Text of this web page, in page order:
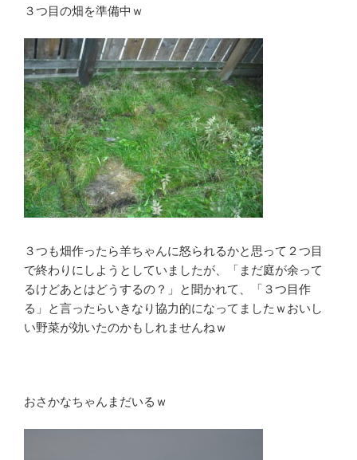
３つ目の畑を準備中ｗ
３つも畑作ったら羊ちゃんに怒られるかと思って２つ目
で終わりにしようとしていましたが、「まだ庭が余って
るけどあとはどうするの？」と聞かれて、「３つ目作
る」と言ったらいきなり協力的になってましたｗおいし
い野菜が効いたのかもしれませんねｗ
おさかなちゃんまだいるｗ